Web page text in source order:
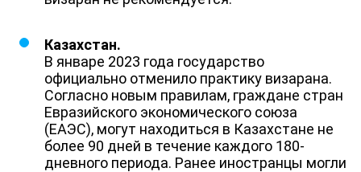
Казахстан.
В январе 2023 года государство
официально отменило практику визарана.
Согласно новым правилам, граждане стран
Евразийского экономического союза
(ЕАЭС), могут находиться в Казахстане не
более 90 дней в течение каждого 180-
дневного периода. Ранее иностранцы могли